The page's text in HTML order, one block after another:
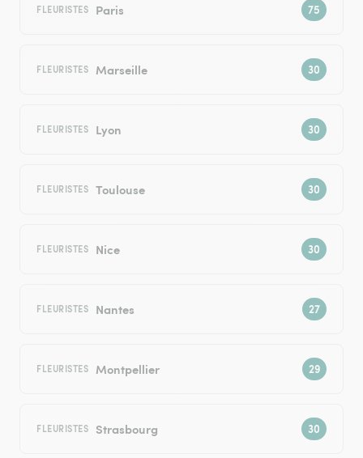
FLEURISTES Paris
FLEURISTES Marseille
FLEURISTES Lyon
FLEURISTES Toulouse
FLEURISTES Nice
FLEURISTES Nantes
FLEURISTES Montpellier
FLEURISTES Strasbourg